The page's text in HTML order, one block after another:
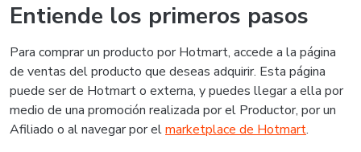
Entiende los primeros pasos
Para comprar un producto por Hotmart, accede a la página
de ventas del producto que deseas adquirir. Esta página
puede ser de Hotmart o externa, y puedes llegar a ella por
medio de una promoción realizada por el Productor, por un
Afiliado o al navegar por elmarketplace de Hotmart.